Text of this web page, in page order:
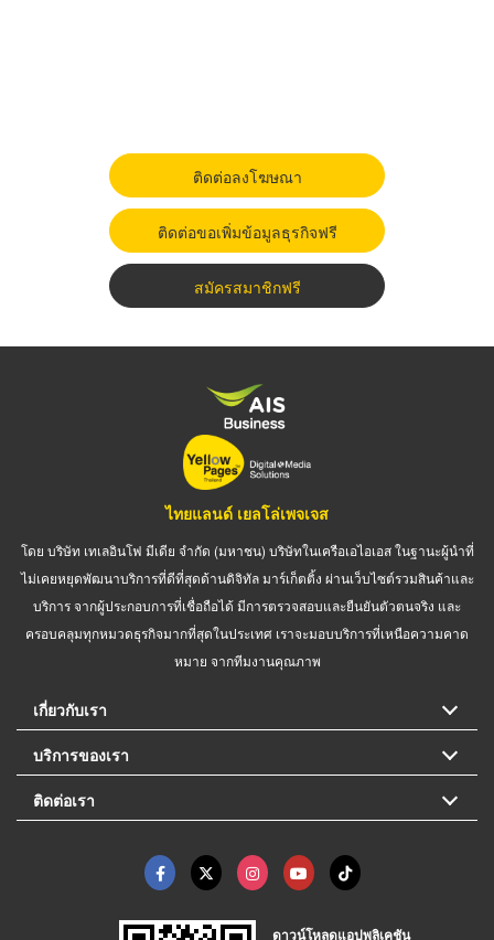
ติดต่อลงโฆษณา
ติดต่อขอเพิ่มข้อมูลธุรกิจฟรี
สมัครสมาชิกฟรี
ไทยแลนด์ เยลโล่เพจเจส
โดย บริษัท เทเลอินโฟ มีเดีย จำกัด (มหาชน) บริษัทในเครือเอไอเอส ในฐานะผู้นำที่
ไม่เคยหยุดพัฒนาบริการที่ดีที่สุดด้านดิจิทัล มาร์เก็ตติ้ง ผ่านเว็บไซต์รวมสินค้าและ
บริการ จากผู้ประกอบการที่เชื่อถือได้ มีการตรวจสอบและยืนยันตัวตนจริง และ
ครอบคลุมทุกหมวดธุรกิจมากที่สุดในประเทศ เราจะมอบบริการที่เหนือความคาด
หมาย จากทีมงานคุณภาพ
เกี่ยวกับเรา
บริการของเรา
ติดต่อเรา
ดาวน์โหลดแอปพลิเคชัน